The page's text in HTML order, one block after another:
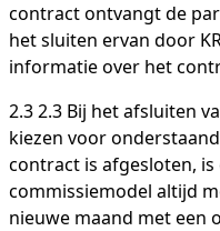
contract ontvangt de
het sluiten ervan door
informatie over het
2.3 2.3 Bij het afsluiten
kiezen voor
contract is afgesloten, is
commissiemodel altijd
nieuwe maand met een